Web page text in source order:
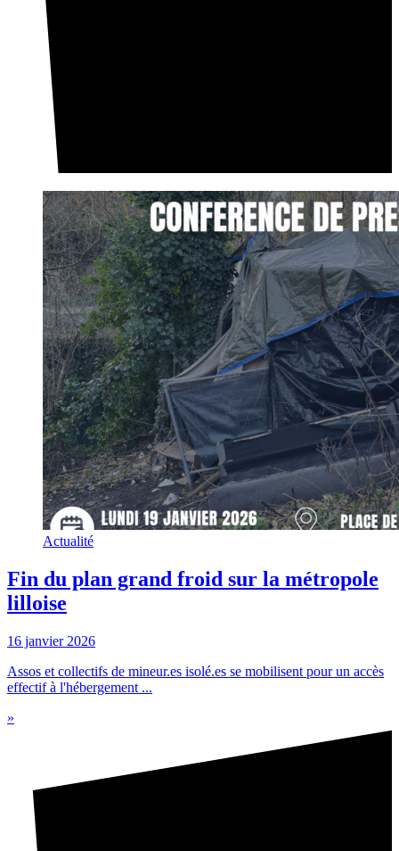
Actualité
Fin du plan grand froid sur la métropole
lilloise
16 janvier 2026
Assos et collectifs de mineur.es isolé.es se mobilisent pour un accès
effectif à l'hébergement ...
»